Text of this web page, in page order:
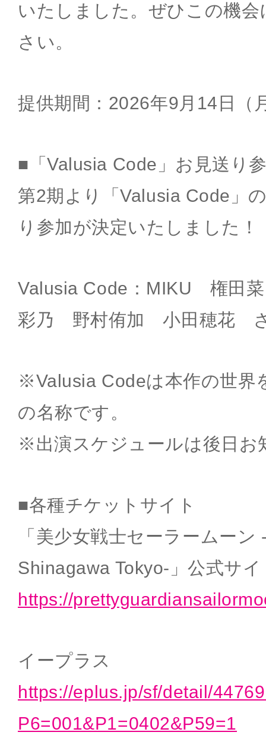
いたしました。ぜひこの機
さい。
提供期間：2026年9月14日（
■「Valusia Code」お見送り
第2期より「Valusia Code」
り参加が決定いたしました！
Valusia Code：MIKU 権田
彩乃 野村侑加 小田穂花
※Valusia Codeは本作の世界
の名称です。
※出演スケジュールは後日お
■各種チケットサイト
「美少女戦士セーラームー
Shinagawa Tokyo-」公式サイ
https://
イープラス
https://eplus.jp/sf/detail/
P6=001&P1=0402&P59=1